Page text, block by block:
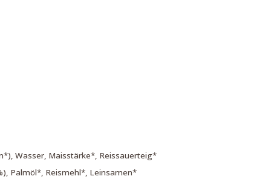
Wasser, Maisstärke*, Reissauerteig*
Palmöl*, Reismehl*, Leinsamen*